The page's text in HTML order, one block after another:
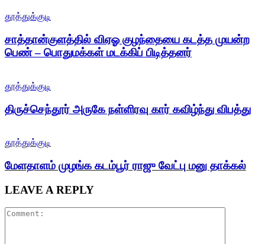
தூத்துக்குடி
சாத்தான்குளத்தில் விஏஓ குழந்தையை கடத்த முயன்ற
பெண் – பொதுமக்கள் மடக்கிப் பிடித்தனர்
தூத்துக்குடி
திருச்செந்தூர் அருகே நள்ளிரவு கார் கவிழ்ந்து விபத்து
தூத்துக்குடி
மேளதாளம் முழங்க கடம்பூர் ராஜு வேட்பு மனு தாக்கல்
LEAVE A REPLY